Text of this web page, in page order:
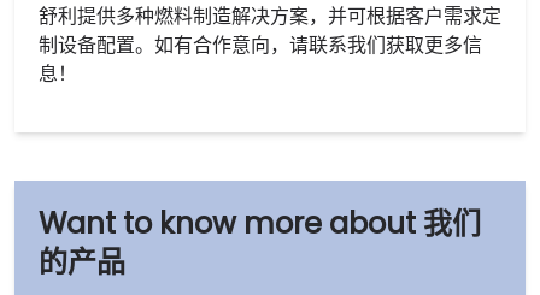
我们
的产品
舒利提供多种燃料制造解决方案，并可根据客户需求定
制设备配置。如有合作意向，请联系我们获取更多信
息！